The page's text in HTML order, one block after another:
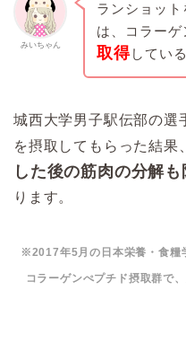
みいちゃん
ランショッ
は、コラー
取得してい
城西大学男子駅伝部の選
を摂取してもらった結果、
した後の筋肉の分解も
ります。
※2017年5月の日本栄養・食糧
コラーゲンぺプチド摂取群で